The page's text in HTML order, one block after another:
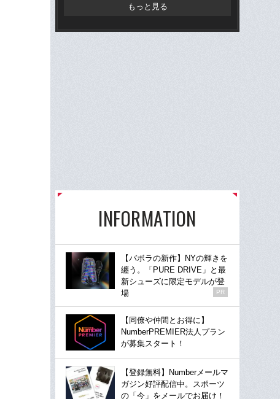
もっと見る
INFORMATION
【バボラの新作】NYの輝きを
纏う。「PURE DRIVE」と最
新シューズに限定モデルが登
場
PR
【同僚や仲間とお得に】
NumberPREMIER法人プラン
が募集スタート！
【登録無料】Numberメールマ
ガジン好評配信中。スポーツ
の「今」をメールでお届け！